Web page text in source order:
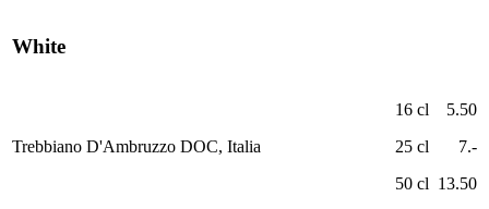
White
Trebbiano D'Ambruzzo DOC, Italia
16 cl
25 cl
50 cl
5.50
7.-
13.50